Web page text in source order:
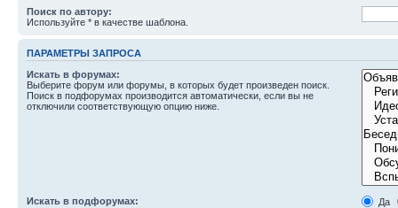
Поиск по автору:
Используйте * в качестве шаблона.
ПАРАМЕТРЫ ЗАПРОСА
Искать в форумах:
Выберите форум или форумы, в которых будет произведен поиск.
Поиск в подфорумах производится автоматически, если вы не
отключили соответствующую опцию ниже.
Искать в подфорумах:
Да